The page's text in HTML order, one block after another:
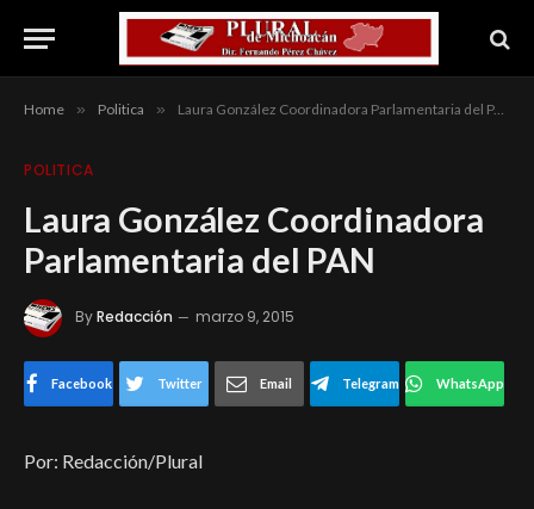
Home » Politica » Laura González Coordinadora Parlamentaria del PAN
POLITICA
Laura González Coordinadora
Parlamentaria del PAN
ByRedacción marzo 9, 2015
Facebook Twitter Email Telegram WhatsApp
Por: Redacción/Plural